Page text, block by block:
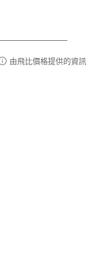
由飛比價格提供的資訊